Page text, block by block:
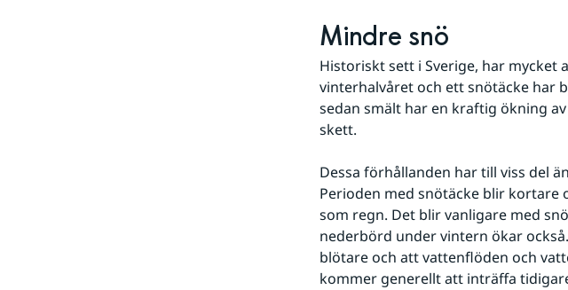
Mindre snö
Historiskt sett i Sverige, har
vinterhalvåret och ett snötäcke har
sedan smält har en kraftig ökning
skett.
Dessa förhållanden har till viss del
Perioden med snötäcke blir
som regn. Det blir vanligare med
nederbörd under vintern ökar
blötare och att vattenflöden och
kommer generellt att inträffa